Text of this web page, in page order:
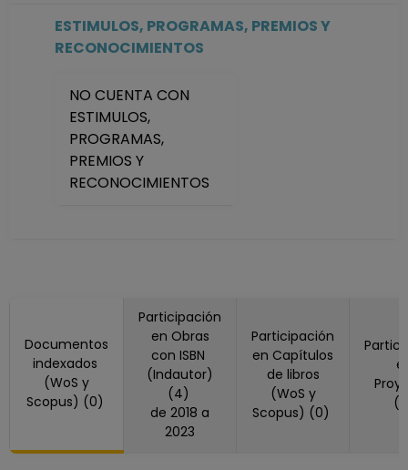
Facultad de
Facultad de
Economía
Desde 01-05-2021
hasta 15-10-2022
ESTIMULOS, PROGRAMAS, PREMIOS Y
RECONOCIMIENTOS
NO CUENTA CON
ESTIMULOS,
PROGRAMAS,
PREMIOS Y
RECONOCIMIENTOS
Documentos
indexados
(WoS y
Scopus) (0)
Participación
en Obras
con ISBN
(Indautor)
(4)
de 2018 a
2023
Participación
en Capítulos
de libros
(WoS y
Scopus) (0)